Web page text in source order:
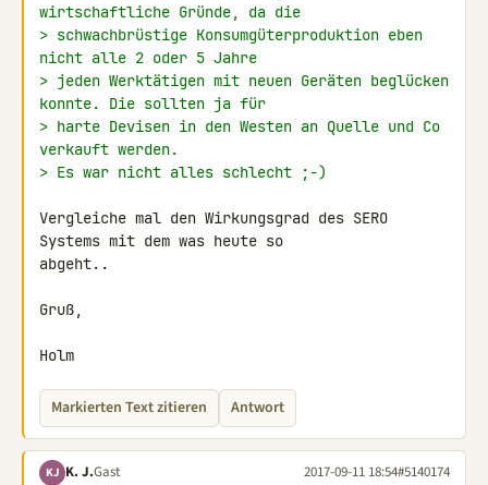
wirtschaftliche Gründe, da die
> schwachbrüstige Konsumgüterproduktion eben
nicht alle 2 oder 5 Jahre
> jeden Werktätigen mit neuen Geräten beglücken
konnte. Die sollten ja für
> harte Devisen in den Westen an Quelle und Co
verkauft werden.
> Es war nicht alles schlecht ;-)
Vergleiche mal den Wirkungsgrad des SERO
Systems mit dem was heute so
abgeht..
Gruß,
Holm
Markierten Text zitieren Antwort
KJ K. J.Gast 2017-09-11 18:54#5140174